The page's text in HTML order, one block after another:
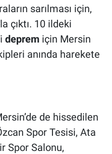
sarılması için,
çıktı. 10 ildeki
depremiçin Mersin
anında harekete
de hissedilen
Spor Tesisi, Ata
Spor Salonu,